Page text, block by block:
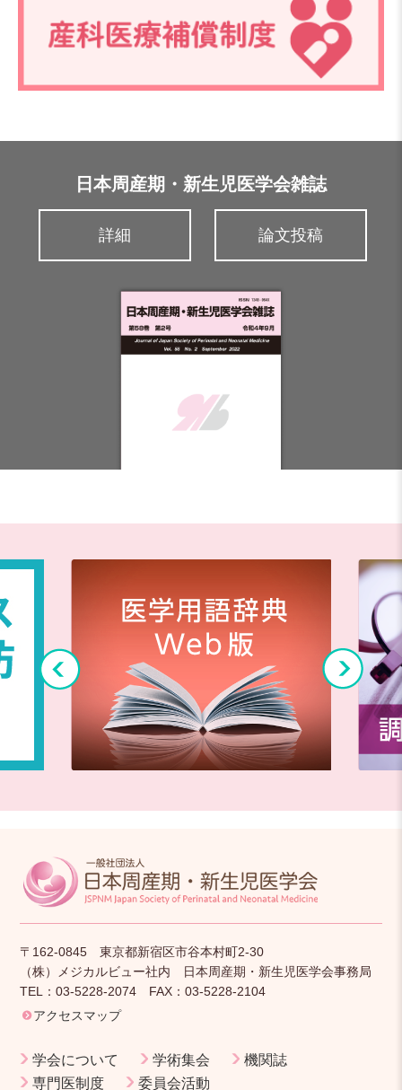
日本周産期・新生児医学会雑誌
詳細 論文投稿
〒162-0845 東京都新宿区市谷本村町2-30
（株）メジカルビュー社内 日本周産期・新生児医学会事務局
TEL：03-5228-2074 FAX：03-5228-2104
アクセスマップ
学会について 学術集会
機関誌
専門医制度
委員会活動